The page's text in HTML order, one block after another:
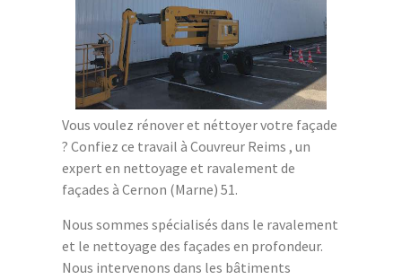
Vous voulez rénover et néttoyer votre façade
? Confiez ce travail à Couvreur Reims , un
expert en nettoyage et ravalement de
façades à Cernon (Marne) 51.
Nous sommes spécialisés dans le ravalement
et le nettoyage des façades en profondeur.
Nous intervenons dans les bâtiments